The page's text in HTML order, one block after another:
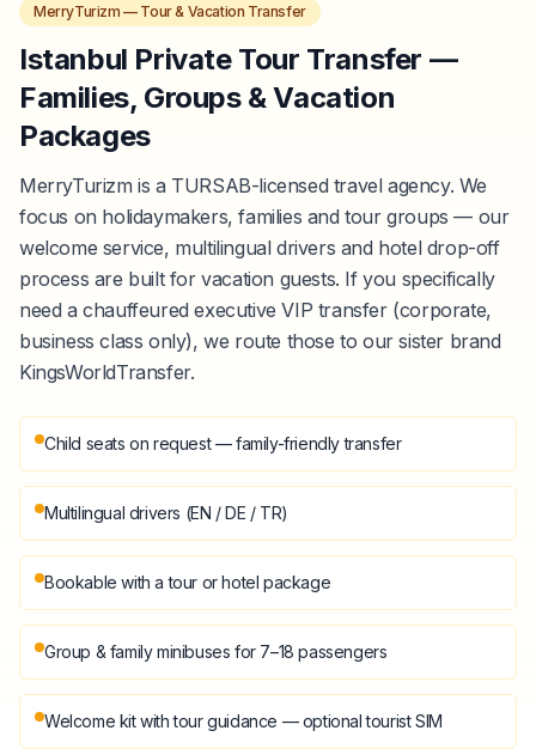
MerryTurizm — Tour & Vacation Transfer
Istanbul Private Tour Transfer —
Families, Groups & Vacation
Packages
MerryTurizm is a TURSAB-licensed travel agency. We
focus on holidaymakers, families and tour groups — our
welcome service, multilingual drivers and hotel drop-off
process are built for vacation guests. If you specifically
need a chauffeured executive VIP transfer (corporate,
business class only), we route those to our sister brand
KingsWorldTransfer.
Child seats on request — family-friendly transfer
Multilingual drivers (EN / DE / TR)
Bookable with a tour or hotel package
Group & family minibuses for 7–18 passengers
Welcome kit with tour guidance — optional tourist SIM